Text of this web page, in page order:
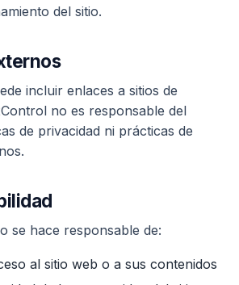
del sitio.
incluir enlaces a sitios de
no es responsable del
de privacidad ni prácticas de
se hace responsable de:
al sitio web o a sus contenidos